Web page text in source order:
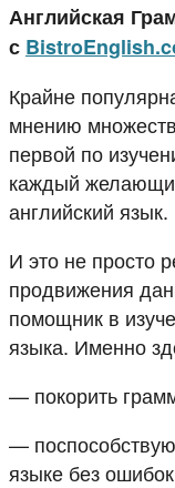
Английская
с
Крайне
мнению
первой по
каждый
английский язык.
И это не просто
продвижения
помощник в
языка. Именно
— покорить
—
языке без ошибок